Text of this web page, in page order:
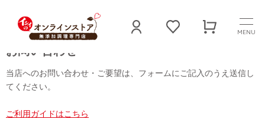
MENU
お問い合わせ
当店へのお問い合わせ・ご要望は、フォームにご記入のうえ送信し
てください。
ご利用ガイドはこちら